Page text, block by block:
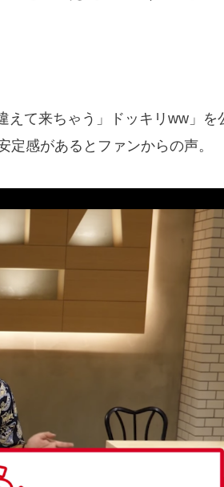
えて来ちゃう」ドッキリww」を
感があるとファンからの声。